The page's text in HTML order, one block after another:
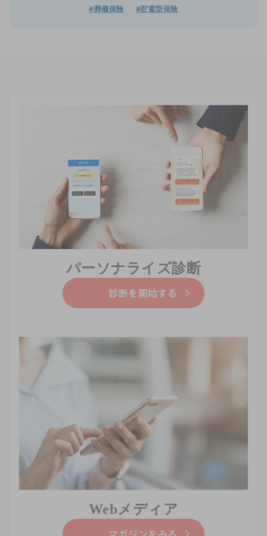
#葬儀保険 #貯蓄型保険
パーソナライズ診断
診断を開始する
Webメディア